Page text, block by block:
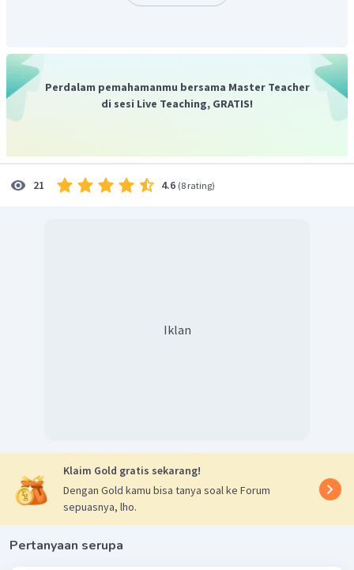
Perdalam pemahamanmu bersama Master Teacher
di sesi Live Teaching, GRATIS!
21 4.6 (8 rating)
Iklan
Klaim Gold gratis sekarang!
Dengan Gold kamu bisa tanya soal ke Forum
sepuasnya, lho.
Pertanyaan serupa